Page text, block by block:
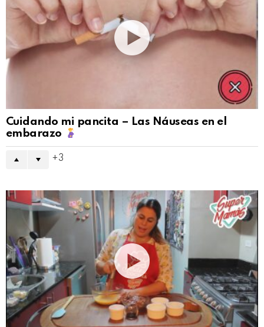
Cuidando mi pancita – Las Náuseas en el
embarazo
3